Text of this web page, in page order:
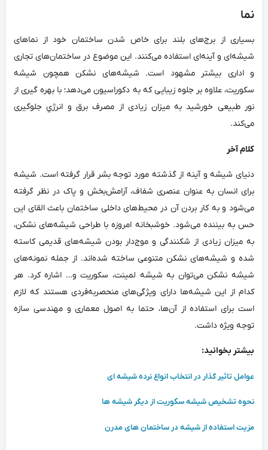
نما
بسیاری از برج‌های بلند برای خاص شدن ساختمان خود از نماهای
شیشه‌ای و آینه‌ای استفاده می‌کنند. این موضوع در ساختمان‌های تجاری
و اداری بیشتر مشهود است. شیشه‌های نشکن همچون شیشه
سکوریت، علاوه بر جلوه‌ زیبایی که به دکوراسیون می‌دهد؛ با بهره گیری از
نور طبیعی خورشید به میزان زیادی از مصرف برق و انرژي جلوگیری
می‌کند.
کلام آخر
دنیای شیشه و آینه از گذشته مورد توجه بشر قرار گرفته است. شیشه
برای انسان به عنوان عنصری شفاف، آرامش‌بخش و پاک در نظر گرفته
می‌شود و به کار بردن آن در محیط‌های داخلی ساختمان باعث القای این
حس به بیننده می‌شود. خوشبخانه امروزه با طراحی شیشه‌های نشکن،
به میزان زیادی از شکنندگی و موج‌دار بودن شیشه‌های قدیمی کاسته
شده و شیشه‌های نشکن متنوعی ساخته شده‌اند. از جمله نمونه‌های
شیشه نشکن می‌توان به شیشه لمینت، سکوریت و… اشاره کرد. هر
کدام از این شیشه‌ها دارای ویژگی‌های منحصربه‌فردی هستند که لازم
است برای استفاده از آن‌ها، حتما به اصول معماری و مهندسی سازه
توجه ویژه داشت.
بیشتر بخوانید:
عوامل تاثیر گذار در انتخاب انواع نرده شیشه ای
نحوه تشخیص شیشه سکوریت از دیگر شیشه ها
مزیت استفاده از شیشه در ساختمان ‌های مدرن